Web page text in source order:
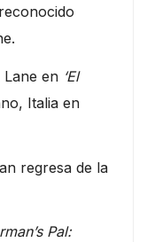
Lane en ‘El
Italia en
regresa de la
Pal: